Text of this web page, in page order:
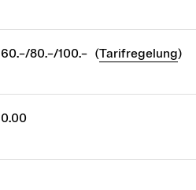
60.–/80.–/100.– (Tarifregelung)
0.00